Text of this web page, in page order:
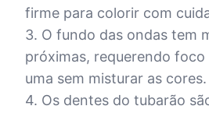
firme para colorir com
3. O fundo das ondas tem
próximas, requerendo
uma sem misturar as cores.
4. Os dentes do tubarão